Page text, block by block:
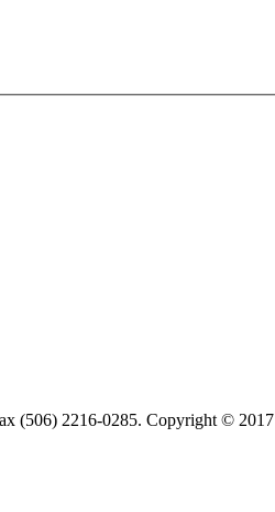
(506) 2216-0285. Copyright © 2017